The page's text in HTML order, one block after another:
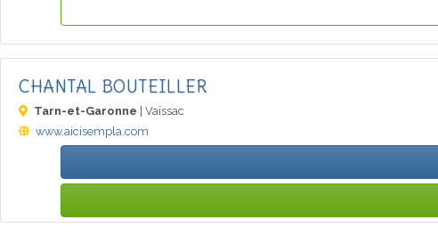
CHANTAL BOUTEILLER
Tarn-et-Garonne | Vaïssac
www.aicisempla.com